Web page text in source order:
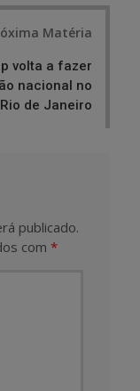
Matéria
volta a fazer
nacional no
Rio de Janeiro
publicado.
com *